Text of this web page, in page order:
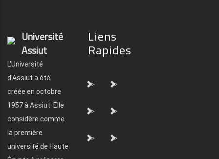
Université
Assiut
L'Université
d'Assiut a été
créée en octobre
1957 à Assiut. Elle
considère comme
la première
université de Haute
Liens
Rapides
"> ">
"> ">
"> ">